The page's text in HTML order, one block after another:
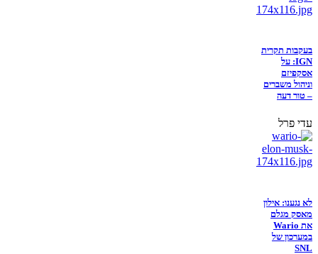
בעקבות תקרית
IGN: על
אסקפיזם
וניהול משברים
– טור דעה
עדי פרל
לא נגענו: אילון
מאסק מגלם
את Wario
במערכון של
SNL